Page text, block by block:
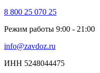
8 800 25 070 25
Режим работы 9:00 - 21:00
info@zavdoz.ru
ИНН 5248044475